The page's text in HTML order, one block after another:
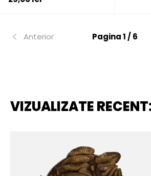
Anterior Pagina 1 / 6
VIZUALIZATE